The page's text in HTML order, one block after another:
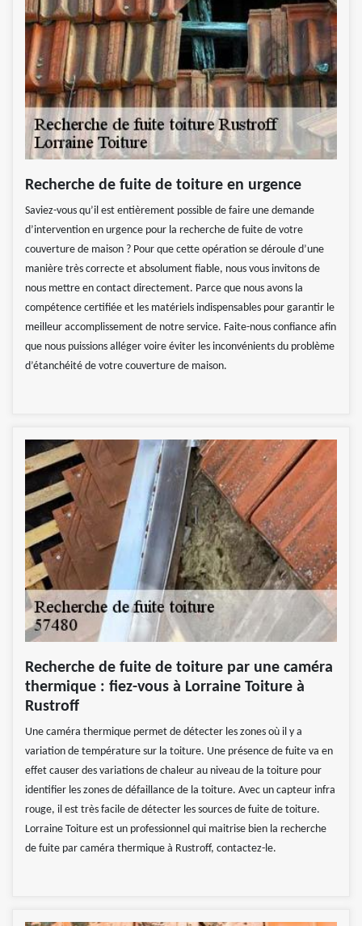
Recherche de fuite de toiture en urgence
Saviez-vous qu’il est entièrement possible de faire une demande
d’intervention en urgence pour la recherche de fuite de votre
couverture de maison ? Pour que cette opération se déroule d’une
manière très correcte et absolument fiable, nous vous invitons de
nous mettre en contact directement. Parce que nous avons la
compétence certifiée et les matériels indispensables pour garantir le
meilleur accomplissement de notre service. Faite-nous confiance afin
que nous puissions alléger voire éviter les inconvénients du problème
d’étanchéité de votre couverture de maison.
Recherche de fuite de toiture par une caméra
thermique : fiez-vous à Lorraine Toiture à
Rustroff
Une caméra thermique permet de détecter les zones où il y a
variation de température sur la toiture. Une présence de fuite va en
effet causer des variations de chaleur au niveau de la toiture pour
identifier les zones de défaillance de la toiture. Avec un capteur infra
rouge, il est très facile de détecter les sources de fuite de toiture.
Lorraine Toiture est un professionnel qui maitrise bien la recherche
de fuite par caméra thermique à Rustroff, contactez-le.